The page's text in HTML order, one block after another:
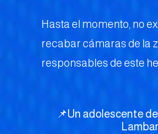
Hasta el momento, no
recabar cámaras de la
responsables de este
📌Un adolescente